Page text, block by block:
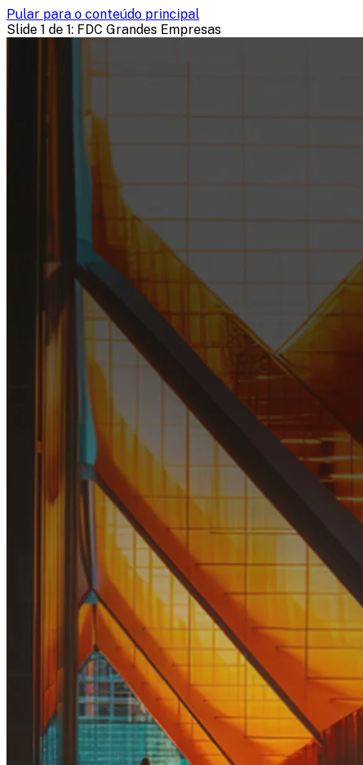
Pular para o conteúdo principal
Slide 1 de 1: FDC Grandes Empresas